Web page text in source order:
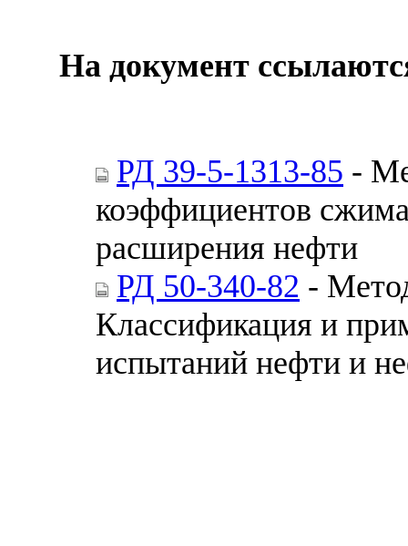
На документ
РД 39-5-1313-85 -
коэффициентов
расширения нефти
РД 50-340-82 -
Классификация и
испытаний нефти и